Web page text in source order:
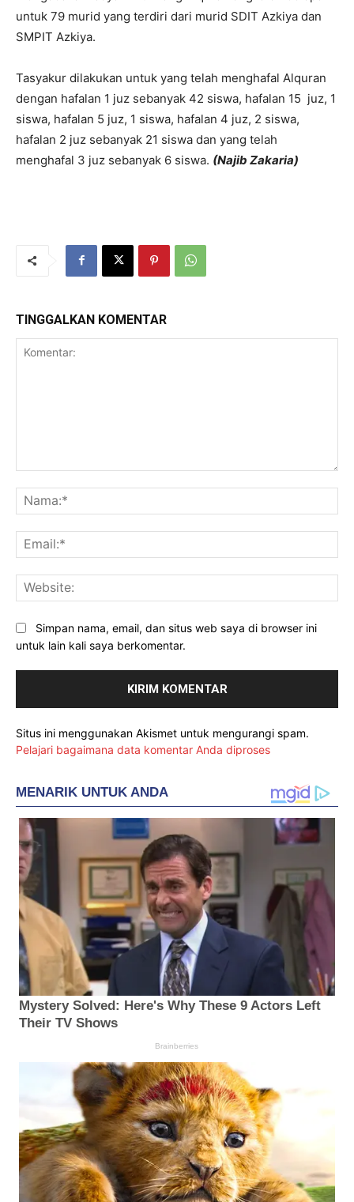
untuk 79 murid yang terdiri dari murid SDIT Azkiya dan
SMPIT Azkiya.
Tasyakur dilakukan untuk yang telah menghafal Alquran
dengan hafalan 1 juz sebanyak 42 siswa, hafalan 15 juz, 1
siswa, hafalan 5 juz, 1 siswa, hafalan 4 juz, 2 siswa,
hafalan 2 juz sebanyak 21 siswa dan yang telah
menghafal 3 juz sebanyak 6 siswa. (Najib Zakaria)
TINGGALKAN KOMENTAR
Simpan nama, email, dan situs web saya di browser ini
untuk lain kali saya berkomentar.
Situs ini menggunakan Akismet untuk mengurangi spam.
Pelajari bagaimana data komentar Anda diproses